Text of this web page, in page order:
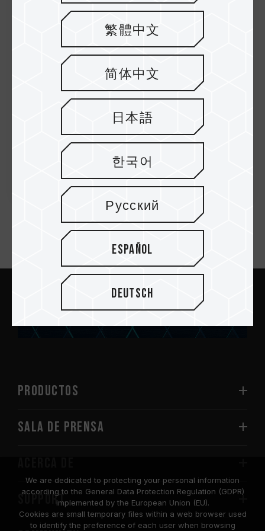
TEAMGROUP lanza el enfriador T-
FORCE SIREN GD120S AIO para SSD -
Con enfriador líquido todo en uno S...
Suscríbete al boletín
Enviar
PRODUCTOS
Sala de prensa
SUPPORT
繁體中文
简体中文
日本語
한국어
Русский
Español
Deutsch
We are dedicated to protecting your personal information
according to the General Data Protection Regulation (GDPR)
implemented by the European Union (EU).
Cookies are small temporary files within a web browser used
to identify the preference of each user when browsing